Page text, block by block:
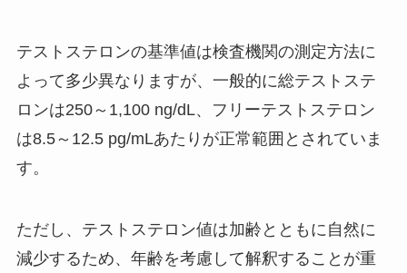
テストステロンの基準値は検査機関の測定方法に
よって多少異なりますが、一般的に総テストステ
ロンは250～1,100 ng/dL、フリーテストステロン
は8.5～12.5 pg/mLあたりが正常範囲とされていま
す。
ただし、テストステロン値は加齢とともに自然に
減少するため、年齢を考慮して解釈することが重